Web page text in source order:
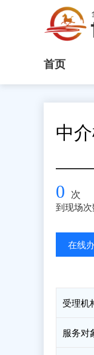
首页
中
0 次
到现场次
在线
受理机
服务对